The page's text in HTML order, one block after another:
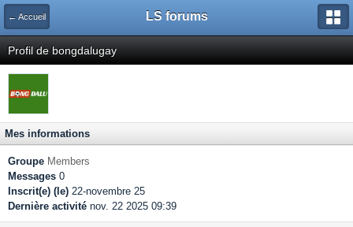
← Accueil LS forums
Profil de bongdalugay
Mes informations
Groupe Members
Messages 0
Inscrit(e) (le) 22-novembre 25
Dernière activité nov. 22 2025 09:39